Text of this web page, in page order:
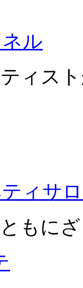
ル
ィス
ィサ
もに